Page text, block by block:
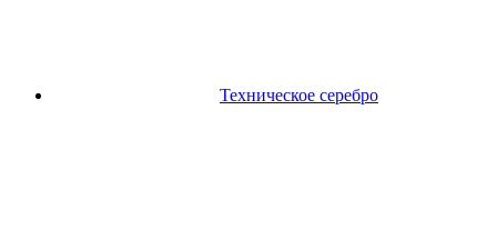
Техническое серебро